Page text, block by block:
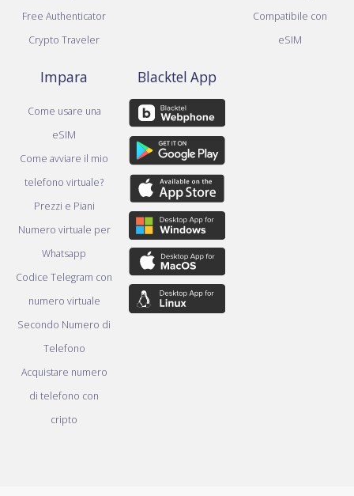
Free Authenticator
Crypto Traveler
Compatibile con
eSIM
Impara
Come usare una
eSIM
Come avviare il mio
telefono virtuale?
Prezzi e Piani
Numero virtuale per
Whatsapp
Codice Telegram con
numero virtuale
Secondo Numero di
Telefono
Acquistare numero
di telefono con
cripto
Blacktel App